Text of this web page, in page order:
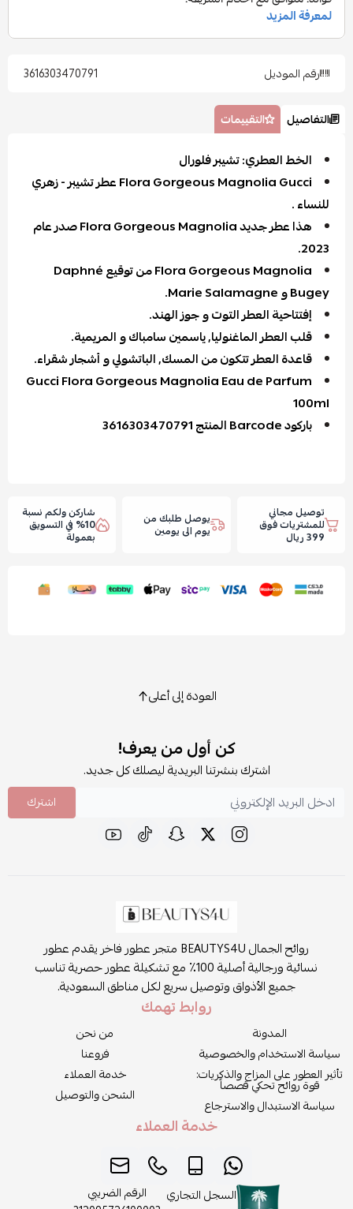
رقم الموديل 3616303470791
التفاصيل التقييمات
الخط العطري: تشيبر فلورال
Flora Gorgeous Magnolia Gucci عطر تشيبر - زهري
للنساء .
هذا عطر جديد Flora Gorgeous Magnolia صدر عام
2023.
Flora Gorgeous Magnolia من توقيع Daphné
Bugey و Marie Salamagne.
إفتتاحية العطر التوت و جوز الهند.
قلب العطر الماغنوليا, ياسمين سامباك و المريمية.
قاعدة العطر تتكون من المسك, الباتشولي و أشجار شقراء.
Gucci Flora Gorgeous Magnolia Eau de Parfum
100ml
باركود Barcode المنتج 3616303470791
توصيل مجاني
للمشتريات فوق
399 ريال
يوصل طلبك من
يوم الى يومين
شاركن ولكم نسبة
10% في التسويق
بعمولة
العودة إلى أعلى
كن أول من يعرف!
اشترك بنشرتنا البريدية ليصلك كل جديد.
اشترك
روائح الجمال BEAUTYS4U متجر عطور فاخر يقدم عطور
نسائية ورجالية أصلية 100٪ مع تشكيلة عطور حصرية تناسب
جميع الأذواق وتوصيل سريع لكل مناطق السعودية.
روابط تهمك
المدونة
سياسة الاستخدام والخصوصية
تأثير العطور على المزاج والذكريات:
قوة روائح تحكي قصصاً
سياسة الاستبدال والاسترجاع
من نحن
فروعنا
خدمة العملاء
الشحن والتوصيل
خدمة العملاء
السجل التجاري
الرقم الضريبي